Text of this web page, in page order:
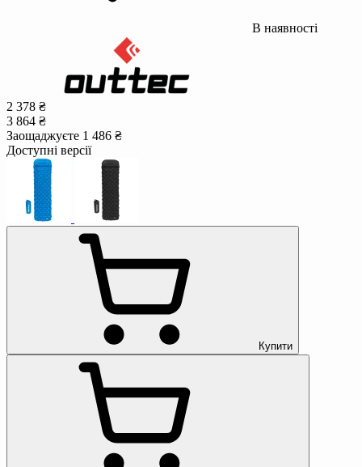
В наявності
2 378 ₴
3 864 ₴
Заощаджуєте 1 486 ₴
Доступні версії
Купити